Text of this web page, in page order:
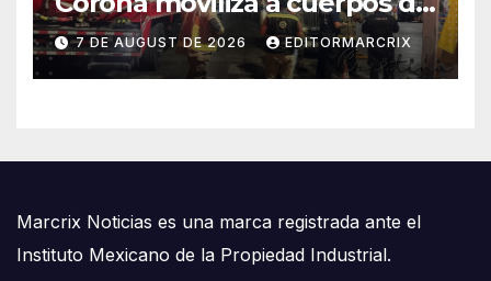
emergencia en Cancún
7 DE AUGUST DE 2026 EDITORMARCRIX
Marcrix Noticias es una marca registrada ante el
Instituto Mexicano de la Propiedad Industrial.